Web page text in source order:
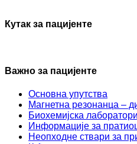
Кутак за пацијенте
Важно за пацијенте
Основна упутства
Mагнетна резонанца –
Биохемијска
Информације за
Неопходне ствари за